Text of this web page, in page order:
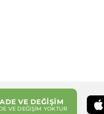
VE DEĞİŞİM
VE DEĞİŞİM YOKTUR